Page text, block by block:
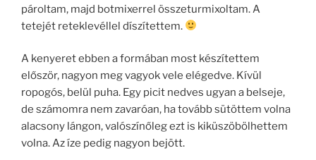
pároltam, majd botmixerrel összeturmixoltam. A
tetejét reteklevéllel díszítettem.
A kenyeret ebben a formában most készítettem
először, nagyon meg vagyok vele elégedve. Kívül
ropogós, belül puha. Egy picit nedves ugyan a belseje,
de számomra nem zavaróan, ha tovább sütöttem volna
alacsony lángon, valószínőleg ezt is kiküszöbölhettem
volna. Az íze pedig nagyon bejött.